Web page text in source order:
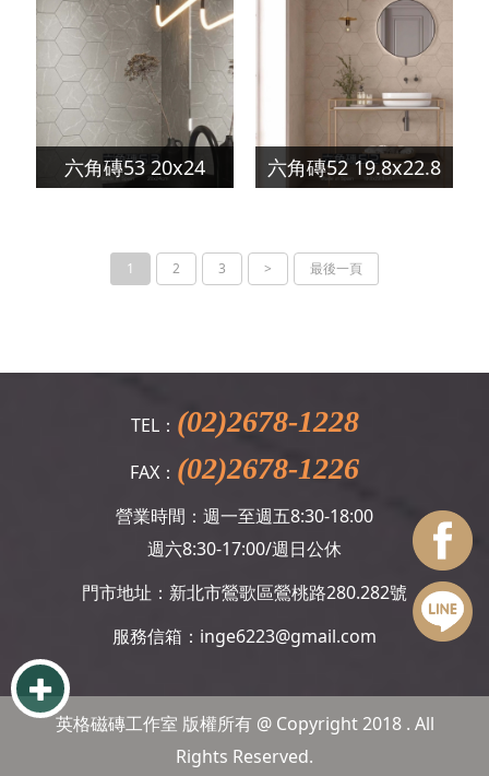
六角磚53 20x24 六角磚52 19.8x22.8
1 2 3 > 最後一頁
TEL： (02)2678-1228
FAX： (02)2678-1226
營業時間：週一至週五8:30-18:00
週六8:30-17:00/週日公休
門市地址：新北市鶯歌區鶯桃路280.282號
服務信箱： inge6223@gmail.com
英格磁磚工作室 版權所有 @ Copyright 2018 . All
Rights Reserved.